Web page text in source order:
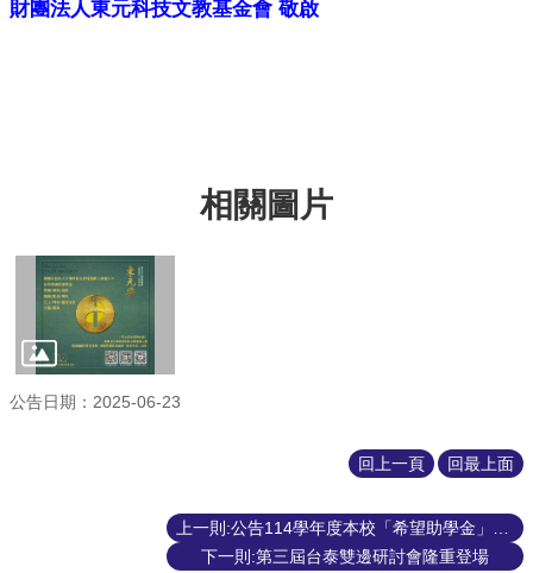
資
下
載
財團法人東元科技文教基金會 敬啟
相關圖片
公告日期：2025-06-23
回上一頁 回最上面
下一則:第三屆台泰雙邊研討會隆重登場